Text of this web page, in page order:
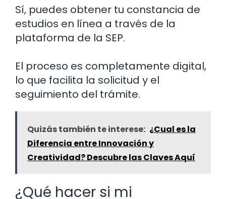
Sí, puedes obtener tu constancia de
estudios en línea a través de la
plataforma de la SEP.
El proceso es completamente digital,
lo que facilita la solicitud y el
seguimiento del trámite.
Quizás también te interese: ¿Cual es la
Diferencia entre Innovación y
Creatividad? Descubre las Claves Aquí
¿Qué hacer si mi